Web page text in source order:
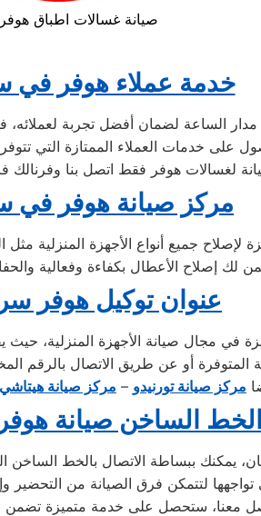
صيانة غسالات اطباق
خدمة عملاء هوفر في
الساعة لضمان أفضل تجربة لعملائه،
لغسالات هوفر فقط اتصل بنا وفرنالك
مركز صيانة هوفر في
عنوان توكيل هوفر
في مجال صيانة الأجهزة المنزلية،
مركز صيانة تورنيدو – مركز صيانة هيتاشي
الخط الساخن صيانة
يمكنك ببساطة الاتصال بالخط الساخن
تواجهها لتتمكن فرق الصيانة من